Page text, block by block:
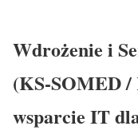
Wdrożenie i
(KS-SOMED /
wsparcie IT